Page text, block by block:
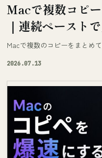
Macで複数コピ
｜連続ペースト
Macで複数のコピーをまとめ
2026.07.13